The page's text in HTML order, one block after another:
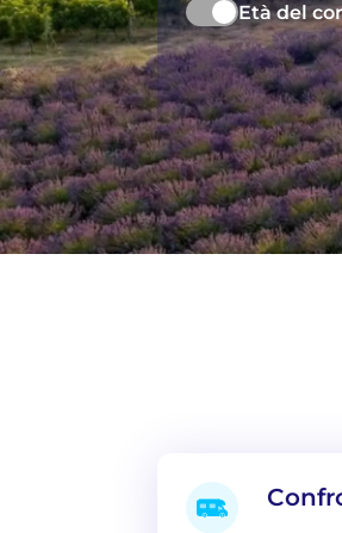
Età del